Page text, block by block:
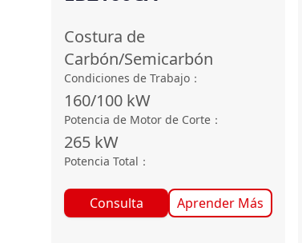
Costura de
Carbón/Semicarbón
Condiciones de Trabajo ：
160/100 kW
Potencia de Motor de Corte ：
265 kW
Potencia Total ：
Consulta Aprender Más